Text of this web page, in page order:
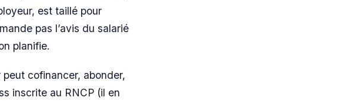
est taillé pour
pas l’avis du salarié
planifie.
peut cofinancer, abonder,
inscrite au RNCP (il en